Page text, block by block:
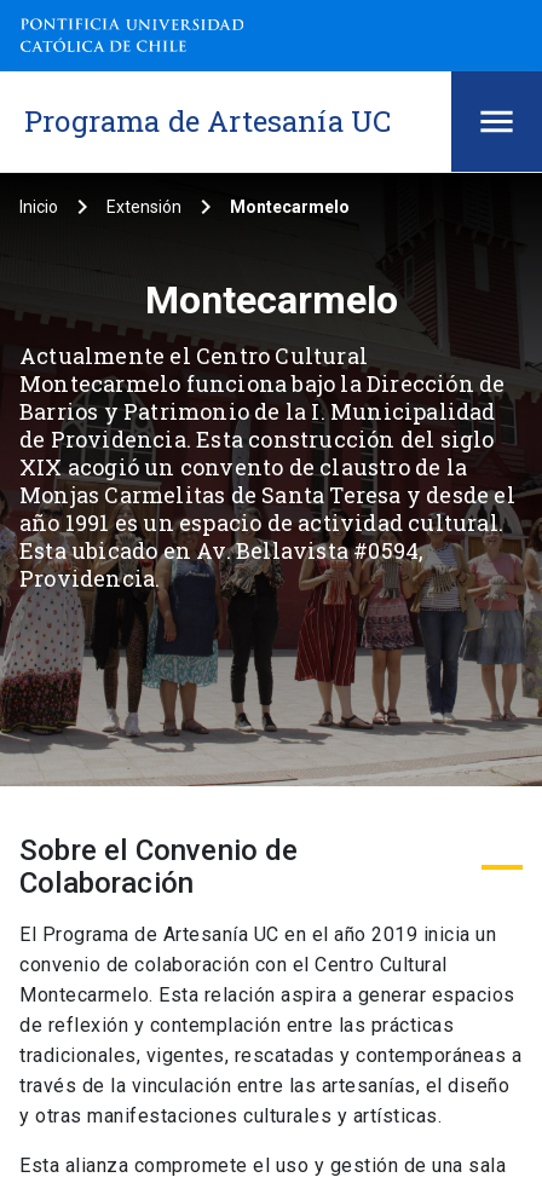
Programa de Artesanía UC
Inicio keyboard_arrow_right Extensión keyboard_arrow_right Montecarmelo
Montecarmelo
Actualmente el Centro Cultural
Montecarmelo funciona bajo la Dirección de
Barrios y Patrimonio de la I. Municipalidad
de Providencia. Esta construcción del siglo
XIX acogió un convento de claustro de la
Monjas Carmelitas de Santa Teresa y desde el
año 1991 es un espacio de actividad cultural.
Esta ubicado en Av. Bellavista #0594,
Providencia.
Sobre el Convenio de
Colaboración
El Programa de Artesanía UC en el año 2019 inicia un
convenio de colaboración con el Centro Cultural
Montecarmelo. Esta relación aspira a generar espacios
de reflexión y contemplación entre las prácticas
tradicionales, vigentes, rescatadas y contemporáneas a
través de la vinculación entre las artesanías, el diseño
y otras manifestaciones culturales y artísticas.
Esta alianza compromete el uso y gestión de una sala